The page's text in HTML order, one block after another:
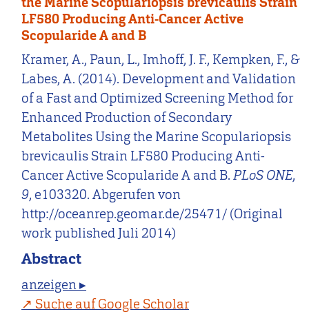
LF580 Producing Anti-Cancer Active
Scopularide A and B
Kramer, A., Paun, L., Imhoff, J. F., Kempken, F., &
Labes, A. (2014). Development and Validation
of a Fast and Optimized Screening Method for
Enhanced Production of Secondary
Metabolites Using the Marine Scopulariopsis
brevicaulis Strain LF580 Producing Anti-
Cancer Active Scopularide A and B.PLoS ONE,
9, e103320. Abgerufen von
http://oceanrep.geomar.de/25471/ (Original
work published Juli 2014)
Abstract
anzeigen ▸
Suche auf Google Scholar